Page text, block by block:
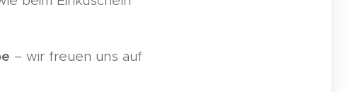
– wir freuen uns auf